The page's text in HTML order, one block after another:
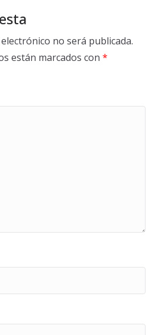
no será publicada.
están marcados con *